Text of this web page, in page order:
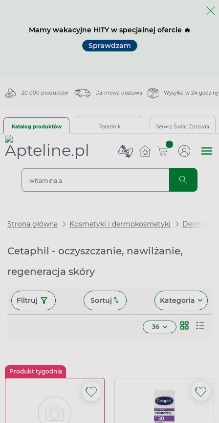
Mamy wakacyjne HITY w specjalnej ofercie 🔥
Sprawdzam
20 000 produktów Darmowa dostawa Wysyłka w 24 godziny
Katalog produktów Poradnik Serwis Świat Zdrowia
sztuk
Strona główna Kosmetyki i dermokosmetyki
Cetaphil - oczyszczanie, nawilżanie,
regeneracja skóry
Filtruj Sortuj Kategoria
36
Produkt tygodnia